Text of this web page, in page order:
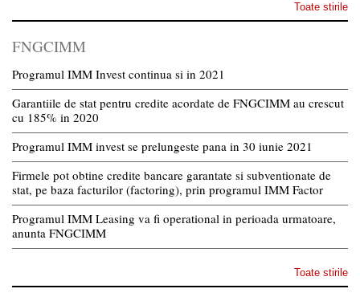
Toate stirile
FNGCIMM
Programul IMM Invest continua si in 2021
Garantiile de stat pentru credite acordate de FNGCIMM au crescut
cu 185% in 2020
Programul IMM invest se prelungeste pana in 30 iunie 2021
Firmele pot obtine credite bancare garantate si subventionate de
stat, pe baza facturilor (factoring), prin programul IMM Factor
Programul IMM Leasing va fi operational in perioada urmatoare,
anunta FNGCIMM
Toate stirile